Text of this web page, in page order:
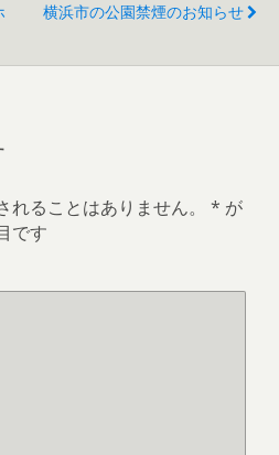
横浜市の公園禁煙のお知らせ
ることはありません。 * が
です